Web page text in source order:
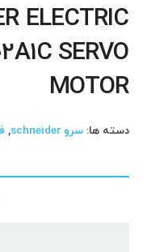
ELECTRIC
SERVO
MOTOR
دسته ها:سرو schneider ,